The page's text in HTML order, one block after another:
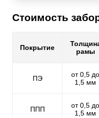
Стоимость
Покрытие
рамы
ПЭ
от 0,5 до
1,5 мм
ППП
от 0,5 до
1,5 мм